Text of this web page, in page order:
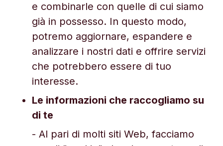
e combinarle con quelle di cui siamo
già in possesso. In questo modo,
potremo aggiornare, espandere e
analizzare i nostri dati e offrire servizi
che potrebbero essere di tuo
interesse.
Le informazioni che raccogliamo su
di te
- Al pari di molti siti Web, facciamo